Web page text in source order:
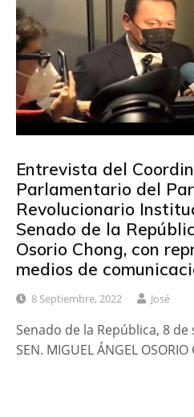
Entrevista del
Parlamentario del
Revolucionario
Senado de la
Osorio Chong, con
medios de
8 Septiembre, 2022 José
Senado de la República, 8
SEN. MIGUEL ÁNGEL